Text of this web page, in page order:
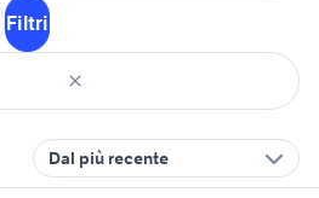
Filtri
Dal più recente